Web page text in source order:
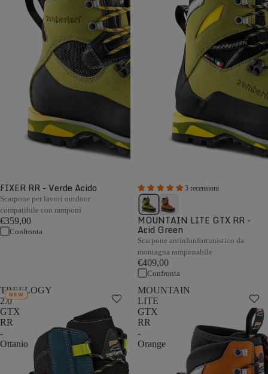
FIXER RR - Verde Acido
Scarpone per lavori outdoor
compatibile con ramponi
€359,00
Confronta
3 recensioni
MOUNTAIN LITE GTX RR -
Acid Green
Scarpone antinfonfortunistico da
montagna ramponabile
€409,00
Confronta
TREELOGY
2.0
GTX
RR
-
Ottanio
NEW
MOUNTAIN
LITE
GTX
RR
-
Orange